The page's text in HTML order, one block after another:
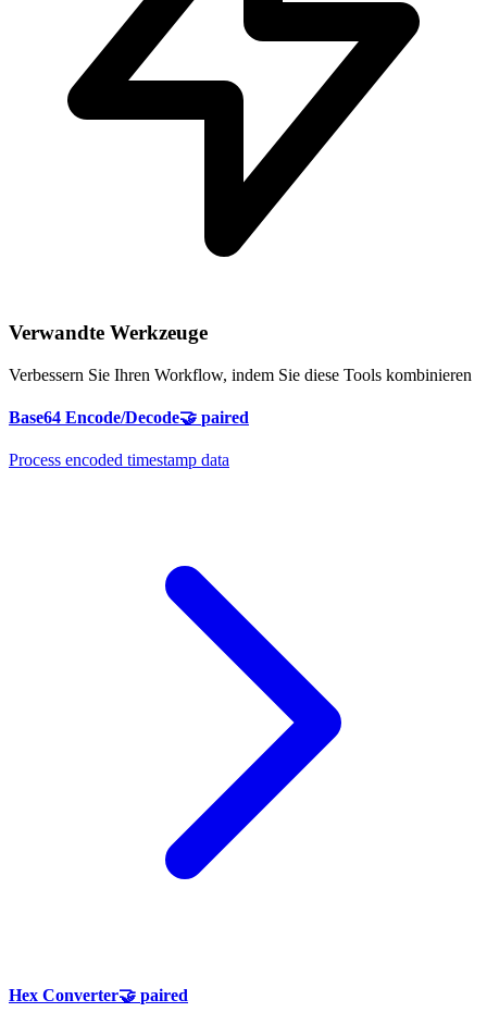
Verwandte Werkzeuge
Verbessern Sie Ihren Workflow, indem Sie diese Tools kombinieren
Base64 Encode/Decode🤝 paired
Process encoded timestamp data
Hex Converter🤝 paired